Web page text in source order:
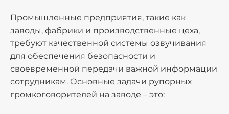
Промышленные предприятия, такие как
заводы, фабрики и производственные цеха,
требуют качественной системы озвучивания
для обеспечения безопасности и
своевременной передачи важной информации
сотрудникам. Основные задачи рупорных
громкоговорителей на заводе – это: